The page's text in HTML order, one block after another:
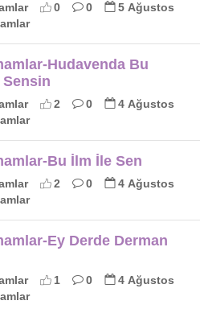
0 0
5 Ağustos
Hudavenda Bu
Sensin
2 0
4 Ağustos
Bu İlm İle Sen
2 0
4 Ağustos
Ey Derde Derman
1 0
4 Ağustos